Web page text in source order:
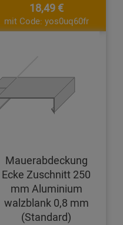
18,49 €
mit Code: yos0uq60fr
Mauerabdeckung
Ecke Zuschnitt 250
mm Aluminium
walzblank 0,8 mm
(Standard)